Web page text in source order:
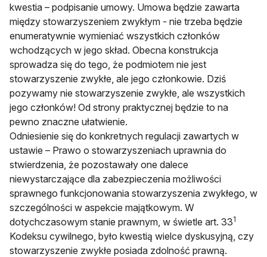
kwestia – podpisanie umowy. Umowa będzie zawarta
między stowarzyszeniem zwykłym - nie trzeba będzie
enumeratywnie wymieniać wszystkich członków
wchodzących w jego skład. Obecna konstrukcja
sprowadza się do tego, że podmiotem nie jest
stowarzyszenie zwykłe, ale jego członkowie. Dziś
pozywamy nie stowarzyszenie zwykłe, ale wszystkich
jego członków! Od strony praktycznej będzie to na
pewno znaczne ułatwienie.
Odniesienie się do konkretnych regulacji zawartych w
ustawie – Prawo o stowarzyszeniach uprawnia do
stwierdzenia, że pozostawały one dalece
niewystarczające dla zabezpieczenia możliwości
sprawnego funkcjonowania stowarzyszenia zwykłego, w
szczególności w aspekcie majątkowym. W
dotychczasowym stanie prawnym, w świetle art. 331
Kodeksu cywilnego, było kwestią wielce dyskusyjną, czy
stowarzyszenie zwykłe posiada zdolność prawną.